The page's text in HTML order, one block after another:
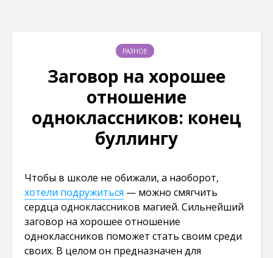
РАЗНОЕ
Заговор на хорошее
отношение
одноклассников: конец
буллингу
Чтобы в школе не обижали, а наоборот,
хотели подружиться — можно смягчить
сердца одноклассников магией. Сильнейший
заговор на хорошее отношение
одноклассников поможет стать своим среди
своих. В целом он предназначен для